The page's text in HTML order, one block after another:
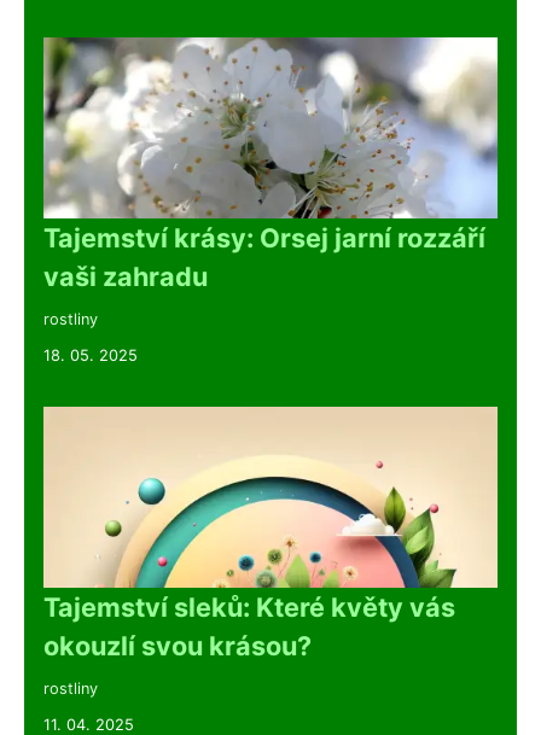
Tajemství krásy: Orsej jarní rozzáří
vaši zahradu
rostliny
18. 05. 2025
Tajemství sleků: Které květy vás
okouzlí svou krásou?
rostliny
11. 04. 2025